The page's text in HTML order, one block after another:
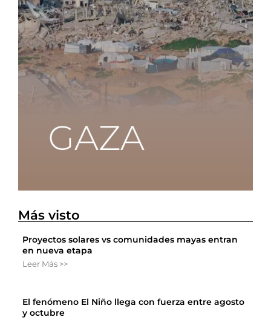
Más visto
Proyectos solares vs comunidades mayas entran
en nueva etapa
Leer Más >>
El fenómeno El Niño llega con fuerza entre agosto
y octubre